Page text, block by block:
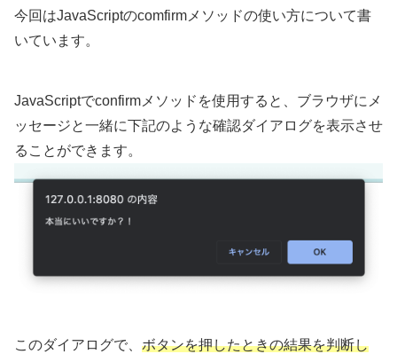
今回はJavaScriptのcomfirmメソッドの使い方について書
いています。
JavaScriptでconfirmメソッドを使用すると、ブラウザにメ
ッセージと一緒に下記のような確認ダイアログを表示させ
ることができます。
このダイアログで、 ボタンを押したときの結果を判断し